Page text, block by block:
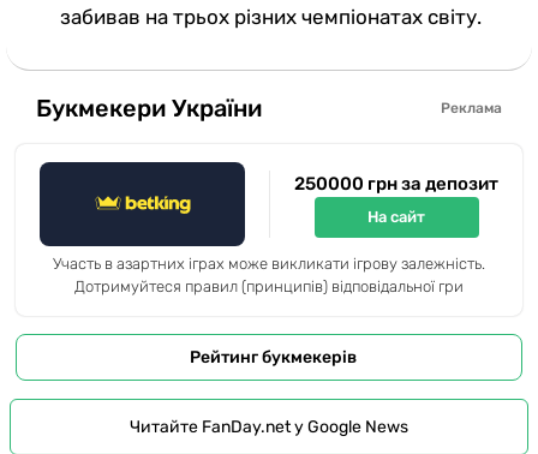
забивав на трьох різних чемпіонатах світу.
Букмекери України Реклама
250000 грн за депозит
На сайт
Участь в азартних іграх може викликати ігрову залежність.
Дотримуйтеся правил (принципів) відповідальної гри
Рейтинг букмекерів
Читайте FanDay.net у Google News